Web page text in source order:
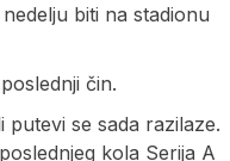
biti na stadionu
čin.
putevi se sada razilaze.
kola Serija A